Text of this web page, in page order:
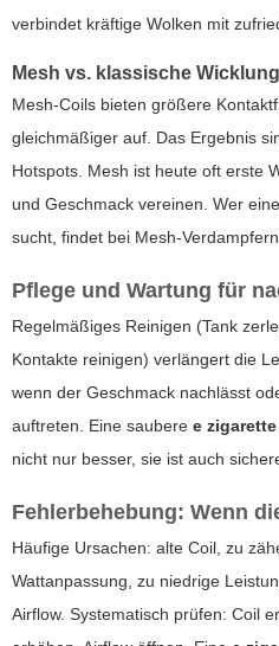
verbindet kräftige Wolken mit
Mesh vs. klassische Wicklung
Mesh-Coils bieten größere
gleichmäßiger auf. Das Ergebnis
Hotspots. Mesh ist heute oft erste
und Geschmack vereinen. Wer eine
sucht, findet bei Mesh-
Pflege und Wartung für
Regelmäßiges Reinigen (Tank
Kontakte reinigen) verlängert die
wenn der Geschmack nachlässt
auftreten. Eine saubere e
nicht nur besser, sie ist auch
Fehlerbehebung: Wenn
Häufige Ursachen: alte Coil, zu
Wattanpassung, zu niedrige
Airflow. Systematisch prüfen: Coil